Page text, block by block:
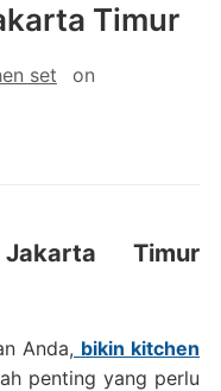
Timur
set on
Timur
Anda, bikin kitchen
penting yang perlu